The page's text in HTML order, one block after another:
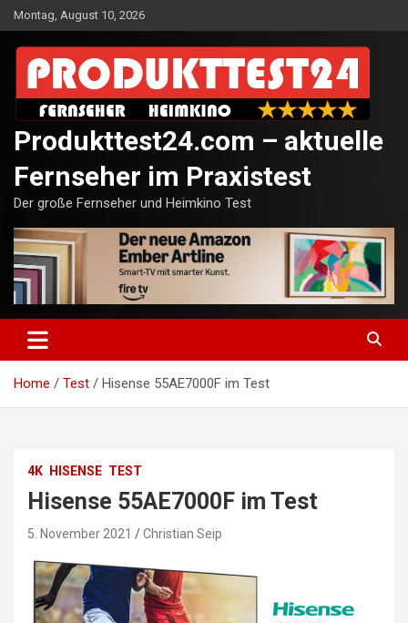
Skip
to
content
Montag, August 10, 2026
Produkttest24.com – aktuelle
Fernseher im Praxistest
Der große Fernseher und Heimkino Test
Home Test Hisense 55AE7000F im Test
4K HISENSE TEST
Hisense 55AE7000F im Test
5. November 2021 Christian Seip